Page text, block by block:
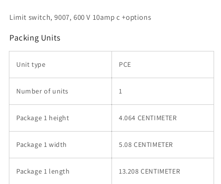
Limit switch, 9007, 600 V 10amp c +options
Packing Units
Unit type PCE
Number of units 1
Package 1 height 4.064 CENTIMETER
Package 1 width 5.08 CENTIMETER
Package 1 length 13.208 CENTIMETER